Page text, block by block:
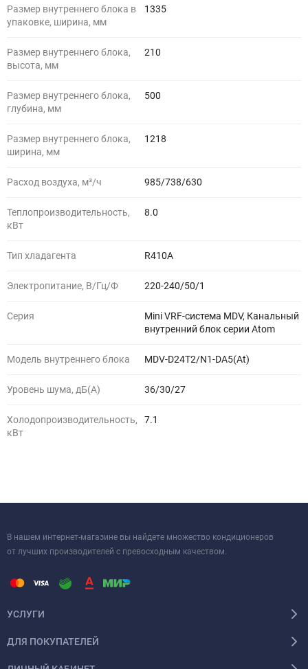
Размер внутреннего блока в
упаковке, ширина, мм
1335
Размер внутреннего блока,
высота, мм
210
Размер внутреннего блока,
глубина, мм
500
Размер внутреннего блока,
ширина, мм
1218
Расход воздуха, м³/ч 985/738/630
Теплопроизводительность,
кВт
8.0
Тип хладагента R410A
Электропитание, В/Гц/Ф 220-240/50/1
Серия
Mini VRF-система MDV, Канальный
внутренний блок серии Atom
Модель внутреннего блока MDV-D24T2/N1-DA5(At)
Уровень шума, дБ(A) 36/30/27
Холодопроизводительность,
кВт
7.1
В нашем интернет-магазине вы найдете множество кондиционеров
от лучших производителей с превосходным качеством.
УСЛУГИ
ДЛЯ ПОКУПАТЕЛЕЙ